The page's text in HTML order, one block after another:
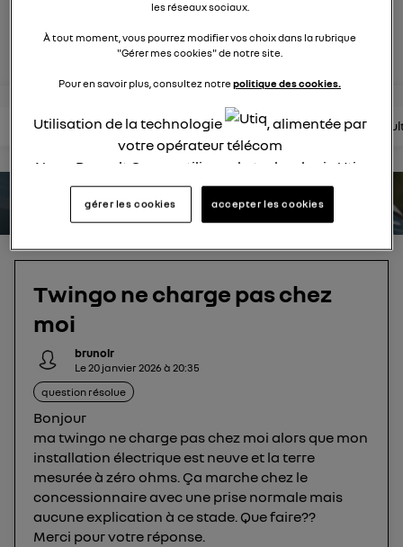
rejoignez
lire les questions lire les articles consultez la brochure
estimez votre autonomie
Twingo ne charge pas chez
moi
brunolr
Le20 janvier 2026 à 20:35
question résolue
Bonjour
ma twingo ne charge pas chez moi alors que mon
installation électrique est neuve et la terre
mesurée à zéro ohms. Ça marche chez le
concessionnaire avec une prise normale mais
aucune explication à ce stade. Que faire??
Merci pour votre réponse.
les réseaux sociaux.
À tout moment, vous pourrez modifier vos choix dans la rubrique
"Gérer mes cookies" de notre site.
Pour en savoir plus, consultez notrepolitique des cookies.
Utilisation de la technologie
, alimentée par
votre opérateur télécom
Nous, Renault Group, utilisons la technologie Utiq
pour nos activités digitales (telles que décrites
dans cette notice de consentement) et liées à
utilisez une connexion internet fournie parun
consentez sur chaque site).
La technologie Utiq a été conçue pour la
offrant choix et contrôle.
Elle utilise un identifiant créé par votre opérateur
télécom basé sur votre adresse IP et une référence
de votre contrat internet (ex : votre numéro de
téléphone).
L'identifiant est associé à votre connexion
internet. Ainsi, toutes les personnes utilisant la
même connexion et ayant consenties se verront
attribuer le même identifiant. En général :
gérer les cookies accepter les cookies